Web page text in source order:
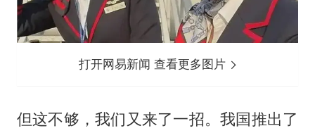
打开网易新闻 查看更多图片
但这不够，我们又来了一招。我国推出了